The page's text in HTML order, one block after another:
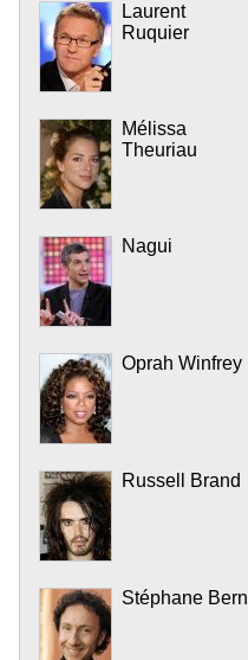
Laurent
Ruquier
Mélissa
Theuriau
Nagui
Oprah Winfrey
Russell Brand
Stéphane Bern